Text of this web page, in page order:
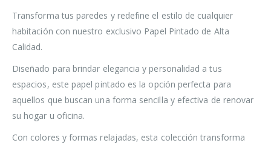
Transforma tus paredes y redefine el estilo de cualquier
habitación con nuestro exclusivo Papel Pintado de Alta
Calidad.
Diseñado para brindar elegancia y personalidad a tus
espacios, este papel pintado es la opción perfecta para
aquellos que buscan una forma sencilla y efectiva de renovar
su hogar u oficina.
Con colores y formas relajadas, esta colección transforma